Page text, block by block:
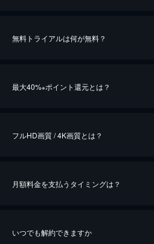
無料トライアルは何が無料？
最大40%※ポイント還元とは？
※40％ポイント還元の対象は、クレジットカード決
フルHD画質 / 4K画質とは？
月額料金を支払うタイミングは？
いつでも解約できますか